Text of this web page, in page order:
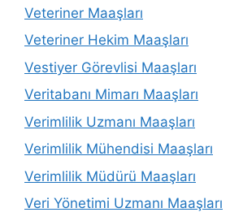
Veteriner Maaşları
Veteriner Hekim Maaşları
Vestiyer Görevlisi Maaşları
Veritabanı Mimarı Maaşları
Verimlilik Uzmanı Maaşları
Verimlilik Mühendisi Maaşları
Verimlilik Müdürü Maaşları
Veri Yönetimi Uzmanı Maaşları